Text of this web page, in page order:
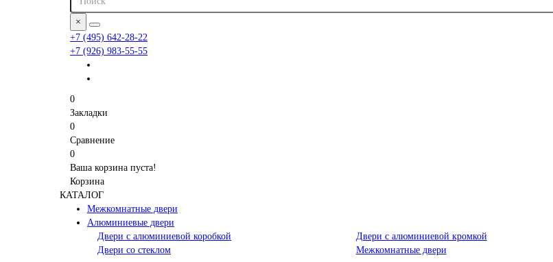
×
+7 (495) 642-28-22
+7 (926) 983-55-55
0
Закладки
0
Сравнение
0
Ваша корзина пуста!
Корзина
КАТАЛОГ
Межкомнатные двери
Алюминиевые двери
Двери с алюминиевой коробкой
Двери с алюминиевой кромкой
Двери со стеклом
Межкомнатные двери